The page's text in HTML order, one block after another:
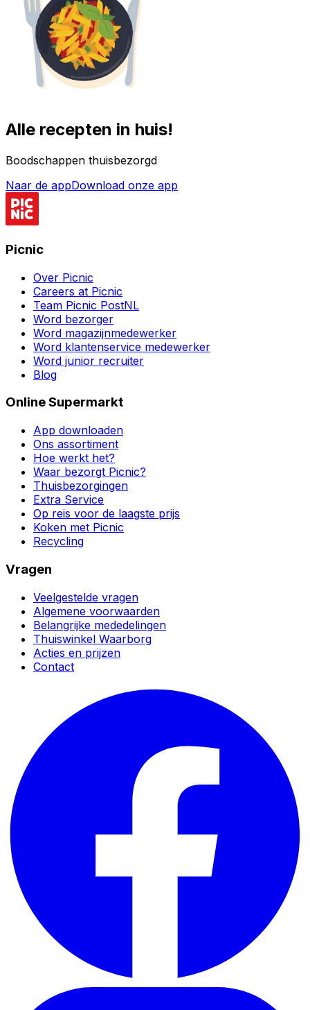
Alle recepten in huis!
Boodschappen thuisbezorgd
Naar de appDownload onze app
Picnic
Over Picnic
Careers at Picnic
Team Picnic PostNL
Word bezorger
Word magazijnmedewerker
Word klantenservice medewerker
Word junior recruiter
Blog
Online Supermarkt
App downloaden
Ons assortiment
Hoe werkt het?
Waar bezorgt Picnic?
Thuisbezorgingen
Extra Service
Op reis voor de laagste prijs
Koken met Picnic
Recycling
Vragen
Veelgestelde vragen
Algemene voorwaarden
Belangrijke mededelingen
Thuiswinkel Waarborg
Acties en prijzen
Contact